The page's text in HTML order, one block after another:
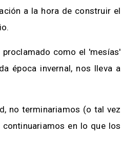
a la hora de construir el
como el 'mesías'
época invernal, nos lleva a
no terminariamos (o tal vez
en lo que los